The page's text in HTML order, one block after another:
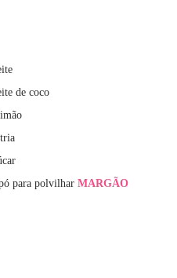
de coco
para polvilhar MARGÃO